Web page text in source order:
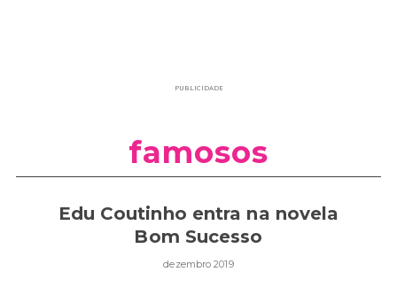
PUBLICIDADE
famosos
Edu Coutinho entra na novela
Bom Sucesso
dezembro 2019